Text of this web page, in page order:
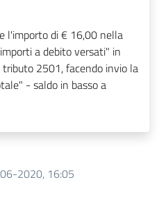
l'importo di € 16,00 nella
a debito versati" in
tributo 2501, facendo invio la
- saldo in basso a
2020, 16:05